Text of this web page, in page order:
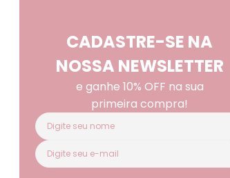
CADASTRE-SE NA
NOSSA NEWSLETTER
e ganhe 10% OFF na sua
primeira compra!